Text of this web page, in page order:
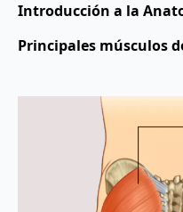
Introducción a la
Principales músculos